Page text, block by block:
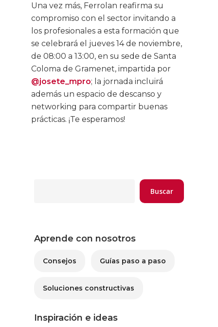
Una vez más, Ferrolan reafirma su
compromiso con el sector invitando a
los profesionales a esta formación que
se celebrará el jueves 14 de noviembre,
de 08:00 a 13:00, en su sede de Santa
Coloma de Gramenet, impartida por
@josete_mpro; la jornada incluirá
además un espacio de descanso y
networking para compartir buenas
prácticas. ¡Te esperamos!
Buscar
Aprende con nosotros
Consejos Guías paso a paso
Soluciones constructivas
Inspiración e ideas